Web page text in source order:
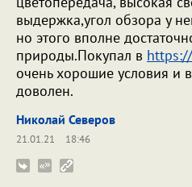
выдержка,угол обзора у
но этого вполне
природы.Покупал в
очень хорошие условия и
доволен.
Николай Северов
21.01.21
18:46